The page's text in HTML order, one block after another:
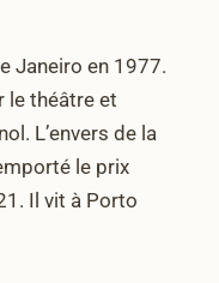
Janeiro en 1977.
le théâtre et
L’envers de la
le prix
Il vit à Porto